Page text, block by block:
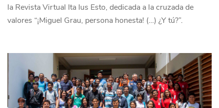
la Revista Virtual Ita Ius Esto, dedicada a la cruzada de
valores “¡Miguel Grau, persona honesta! (…) ¿Y tú?”.